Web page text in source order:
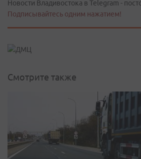
Новости Владивостока в Telegram -
Подписывайтесь одним нажатием!
Смотрите также